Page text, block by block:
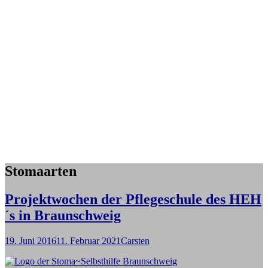
Stomaarten
Projektwochen der Pflegeschule des HEH
´s in Braunschweig
19. Juni 201611. Februar 2021Carsten